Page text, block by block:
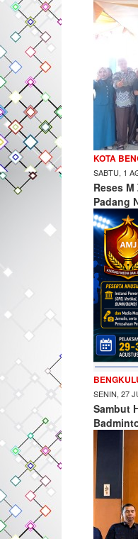
KOTA
SABTU, 1
Reses
Padang
SENIN, 27
Sambut